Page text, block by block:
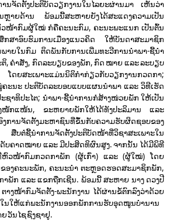
ນຈັດຕັ້ງປະຕິບັດວຽກງານໃນໄລຍະຜ່ານມາ ເຫັນວ່າ
ຫຼາຍດ້ານ ພ້ອມນີ້ສະຫາຍຍັງໄດ້ສະແດງຄວາມເປັນ
ວໜ້າກົມຜູ້ໃໝ່ ກໍຄືຄະນະກົມ, ຄະນະພະແນກ ເປັນຕົ້ນ
ກສາອົບຮົມການເມືອງແນວຄິດ ໃຫ້ບັນດາສະມາຊິກ
າຍໃນກົມ ຕິດພັນກັບການເພີ່ມທະວີການນໍາພາ-ຊີ້ນໍາ
, ຄໍາສັ່ງ, ກົດລະບຽບຂອງພັກ, ກົດ ໝາຍ ແລະ ລະບຽບ
ໂດຍສະເພາະແມ່ນນິຕິກໍາກ່ຽວກັບວຽກງານກວດກາ;
ນະ ປະຕິບັດລະບອບແບບແຜນນໍາພາ ແລະ ວິທີເຮັດ
າທິປະໄຕ; ນໍາພາ-ຊີ້ນໍາການກໍ່ສ້າງໜ່ວຍພັກ ໃຫ້ເປັນ
ໜັກແໜ້ນ, ຂະຫຍາຍພັກໃຫ້ໄດ້ທັງປະລິມານ ແລະ
ານຈັດຕັ້ງມະຫາຊົນທີ່ຂຶ້ນກັບຄວາມຮັບຜິດຊອບຂອງ
ຕໍ່ຊີ້ນໍາການຈັດຕັ້ງປະຕິບັດໜ້າທີ່ວິຊາສະເພາະໃນ
ບຄາດໝາຍ ແລະ ມີປະສິດທິຜົນສູງ. ຈາກນັ້ນ ໄດ້ມີພິທີ
ຫົວໜ້າກົມກວດກາພັກ (ຜູ້ເກົ່າ) ແລະ (ຜູ້ໃໝ່) ໂດຍ
ອງຄະນະພັກ, ຄະນະນໍາ ຕະຫຼອດຮອດສະມາຊິກພັກ,
ພັກ ແລະ ແຂກຖືກເຊີນ. ພ້ອມນີ້ ສະຫາຍ ນາງ ດວງປີ
ງໜ້າກົມຈັດຕັ້ງ-ພະນັກງານ ໄດ້ຜ່ານຂໍ້ຕົກລົງວ່າດ້ວຍ
ນໃຫ້ແກ່ພະນັກງານອອກພັກການຮັບອຸດໜູນບໍານານ
ວັນໄຊ ຊົງຊາຢູ.